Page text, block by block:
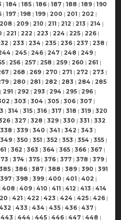
| 184 | 185 | 186 | 187 | 188 | 189 | 190
| 197 | 198 | 199 | 200 | 201 | 202 |
208 | 209 | 210 | 211 | 212 | 213 | 214 |
| 221 | 222 | 223 | 224 | 225 | 226 |
| 233 | 234 | 235 | 236 | 237 | 238 |
| 245 | 246 | 247 | 248 | 249 |
| 256 | 257 | 258 | 259 | 260 | 261 |
| 268 | 269 | 270 | 271 | 272 | 273 |
| 280 | 281 | 282 | 283 | 284 | 285
| 291 | 292 | 293 | 294 | 295 | 296 |
| 303 | 304 | 305 | 306 | 307 |
| 314 | 315 | 316 | 317 | 318 | 319 | 320
| 327 | 328 | 329 | 330 | 331 | 332
338 | 339 | 340 | 341 | 342 | 343 |
349 | 350 | 351 | 352 | 353 | 354 | 355 |
| 362 | 363 | 364 | 365 | 366 | 367 |
| 374 | 375 | 376 | 377 | 378 | 379 |
| 386 | 387 | 388 | 389 | 390 | 391
397 | 398 | 399 | 400 | 401 | 402 |
408 | 409 | 410 | 411 | 412 | 413 | 414
| 421 | 422 | 423 | 424 | 425 | 426 |
| 433 | 434 | 435 | 436 | 437 |
443 | 444 | 445 | 446 | 447 | 448 |